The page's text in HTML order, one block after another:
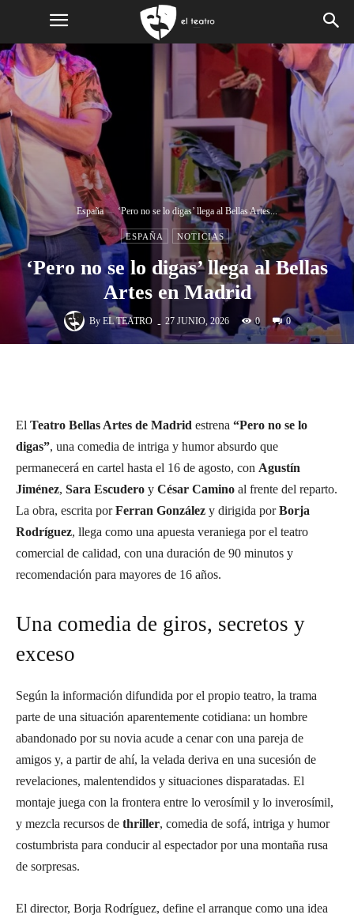
España ‘Pero no se lo digas’ llega al Bellas Artes...
ESPAÑA NOTICIAS
‘Pero no se lo digas’ llega al Bellas
Artes en Madrid
By EL TEATRO - 27 JUNIO, 2026 0 0
El Teatro Bellas Artes de Madrid estrena “Pero no se lo
digas”, una comedia de intriga y humor absurdo que
permanecerá en cartel hasta el 16 de agosto, con Agustín
Jiménez, Sara Escudero y César Camino al frente del reparto.
La obra, escrita porFerran González y dirigida porBorja
Rodríguez, llega como una apuesta veraniega por el teatro
comercial de calidad, con una duración de 90 minutos y
recomendación para mayores de 16 años.
Una comedia de giros, secretos y
exceso
Según la información difundida por el propio teatro, la trama
parte de una situación aparentemente cotidiana: un hombre
abandonado por su novia acude a cenar con una pareja de
amigos y, a partir de ahí, la velada deriva en una sucesión de
revelaciones, malentendidos y situaciones disparatadas. El
montaje juega con la frontera entre lo verosímil y lo inverosímil,
y mezcla recursos de thriller, comedia de sofá, intriga y humor
costumbrista para conducir al espectador por una montaña rusa
de sorpresas.
El director, Borja Rodríguez, define el arranque como una idea